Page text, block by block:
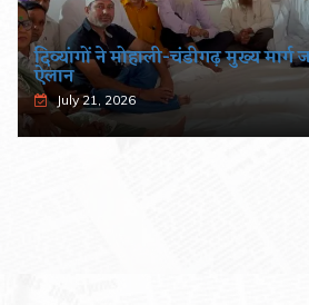
दिव्यांगों ने मोहाली-चंडीगढ़ मुख्य
ऐलान
July 21, 2026